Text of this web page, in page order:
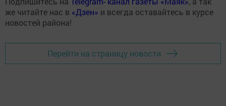
же читайте нас в «Дзен» и всегда оставайтесь в курсе
новостей района!
Перейти на страницу новости